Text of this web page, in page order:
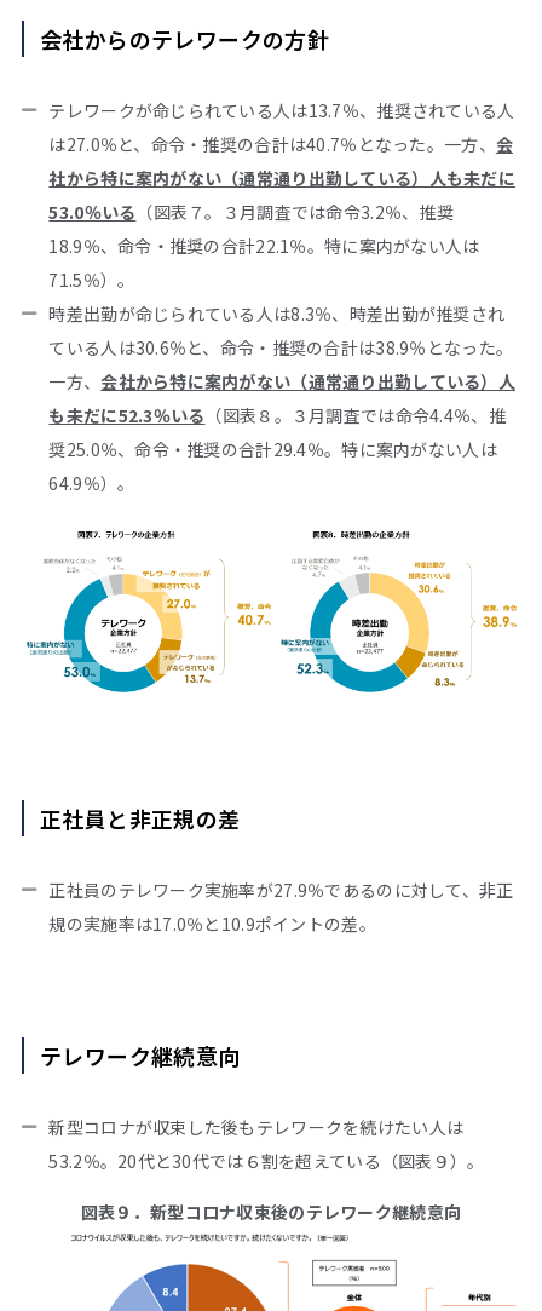
会社からのテレワークの方針
テレワークが命じられている人は13.7％、推奨されている人
は27.0％と、命令・推奨の合計は40.7％となった。一方、 会
社から特に案内がない（通常通り出勤している）人も未だに
53.0％いる （図表７。３月調査では命令3.2％、推奨
18.9％、命令・推奨の合計22.1％。特に案内がない人は
71.5％）。
時差出勤が命じられている人は8.3％、時差出勤が推奨され
ている人は30.6％と、命令・推奨の合計は38.9％となった。
一方、 会社から特に案内がない（通常通り出勤している）人
も未だに52.3％いる （図表８。３月調査では命令4.4％、推
奨25.0％、命令・推奨の合計29.4％。特に案内がない人は
64.9％）。
正社員と非正規の差
正社員のテレワーク実施率が27.9％であるのに対して、非正
規の実施率は17.0％と10.9ポイントの差。
テレワーク継続意向
新型コロナが収束した後もテレワークを続けたい人は
53.2％。20代と30代では６割を超えている（図表９）。
図表９．新型コロナ収束後のテレワーク継続意向